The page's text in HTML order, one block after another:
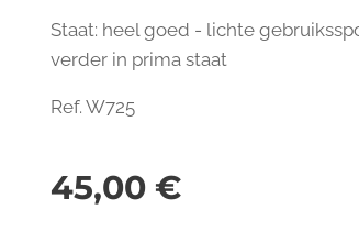
Staat: heel goed - lichte
verder in prima staat
Ref. W725
45,00 €